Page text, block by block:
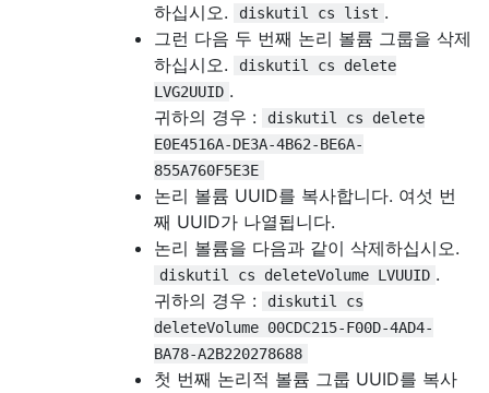
하십시오.
diskutil cs list .
그런 다음 두 번째 논리 볼륨 그룹을 삭제
하십시오.
diskutil cs delete
LVG2UUID .
귀하의 경우 :
diskutil cs delete
E0E4516A-DE3A-4B62-BE6A-
855A760F5E3E
논리 볼륨 UUID를 복사합니다. 여섯 번
째 UUID가 나열됩니다.
논리 볼륨을 다음과 같이 삭제하십시오.
diskutil cs deleteVolume LVUUID .
귀하의 경우 :
diskutil cs
deleteVolume 00CDC215-F00D-4AD4-
BA78-A2B220278688
첫 번째 논리적 볼륨 그룹 UUID를 복사